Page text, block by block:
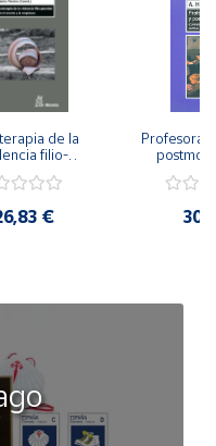
de la
filio-
y la
€